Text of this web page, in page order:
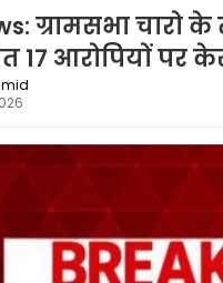
ग्रामसभा चारो
17 आरोपियों पर